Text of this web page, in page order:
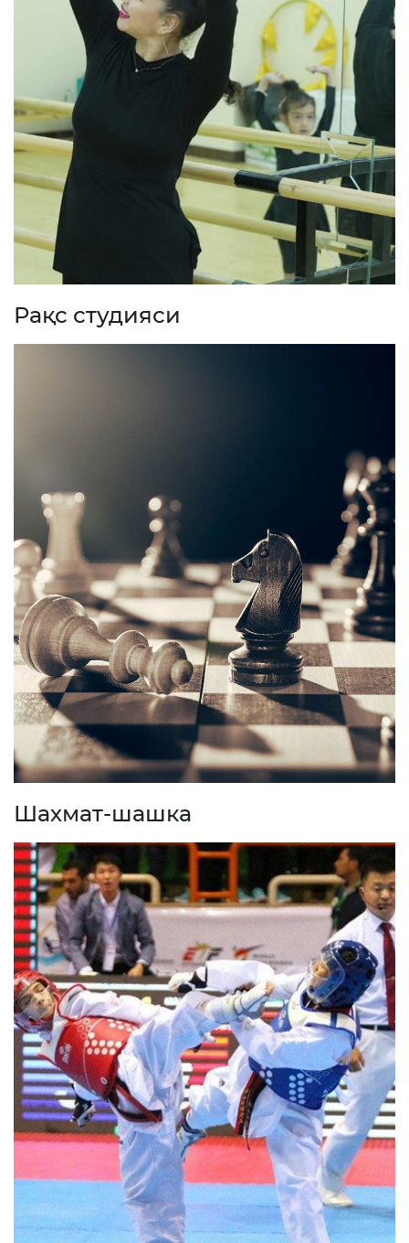
Рақс студияси
Шахмат-шашка